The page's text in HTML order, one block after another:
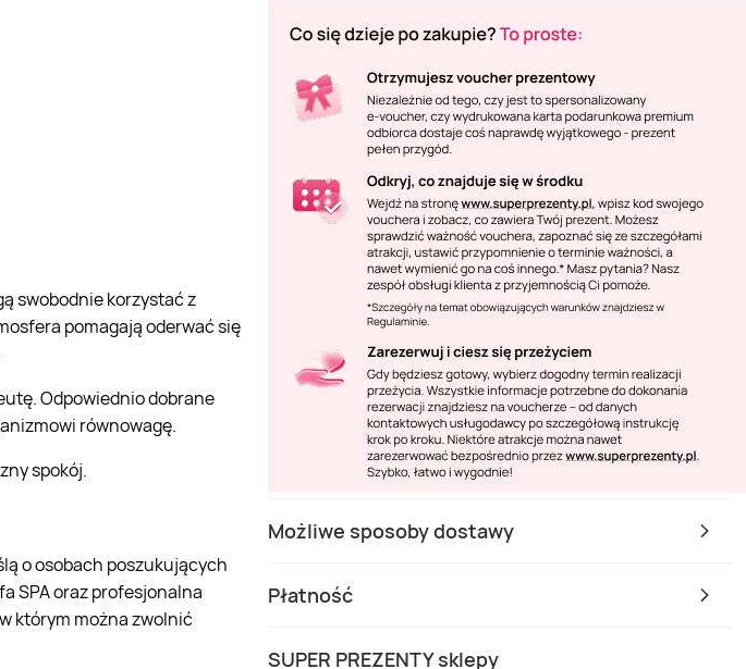
Możliwe sposoby dostawy
Płatność
SUPER PREZENTY sklepy
swobodnie korzystać z
pomagają oderwać się
Odpowiednio dobrane
równowagę.
spokój.
o osobach poszukujących
SPA oraz profesjonalna
którym można zwolnić